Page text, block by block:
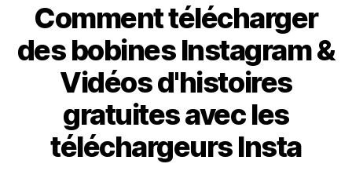
A
o
l
o
Comment télécharger
des bobines Instagram &
Vidéos d'histoires
gratuites avec les
téléchargeurs Insta